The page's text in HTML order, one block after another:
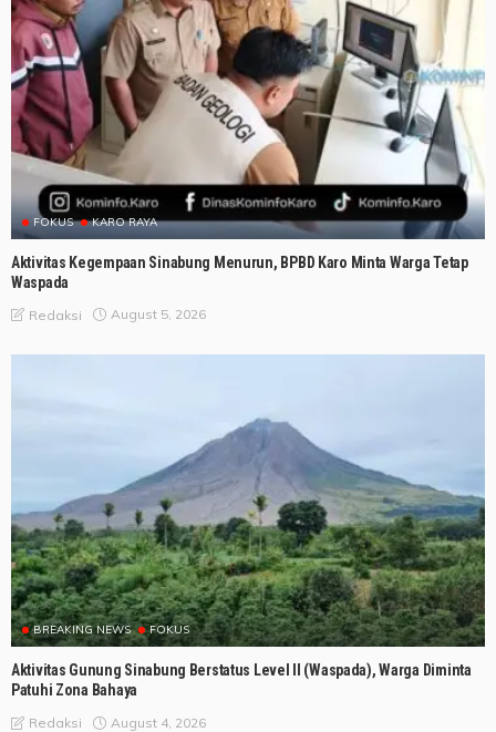
FOKUS KARO RAYA
Aktivitas Kegempaan Sinabung Menurun, BPBD Karo Minta Warga Tetap
Waspada
Redaksi August 5, 2026
BREAKING NEWS FOKUS
Aktivitas Gunung Sinabung Berstatus Level II (Waspada), Warga Diminta
Patuhi Zona Bahaya
Redaksi August 4, 2026